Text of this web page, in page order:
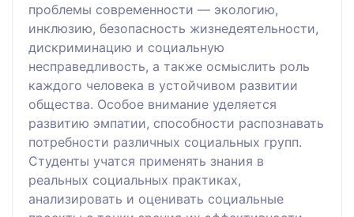
проблемы современности — экологию,
инклюзию, безопасность жизнедеятельности,
дискриминацию и социальную
несправедливость, а также осмыслить роль
каждого человека в устойчивом развитии
общества. Особое внимание уделяется
развитию эмпатии, способности распознавать
потребности различных социальных групп.
Студенты учатся применять знания в
реальных социальных практиках,
анализировать и оценивать социальные